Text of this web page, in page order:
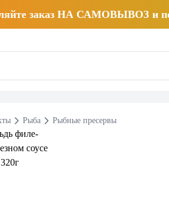
заказ НА САМОВЫВОЗ и
Рыба Рыбные пресервы